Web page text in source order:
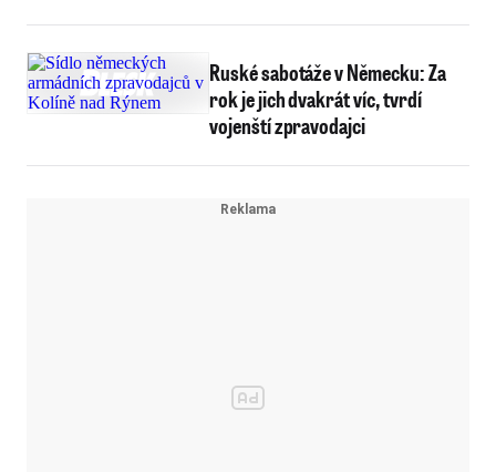
Ruské sabotáže v Německu: Za
rok je jich dvakrát víc, tvrdí
vojenští zpravodajci